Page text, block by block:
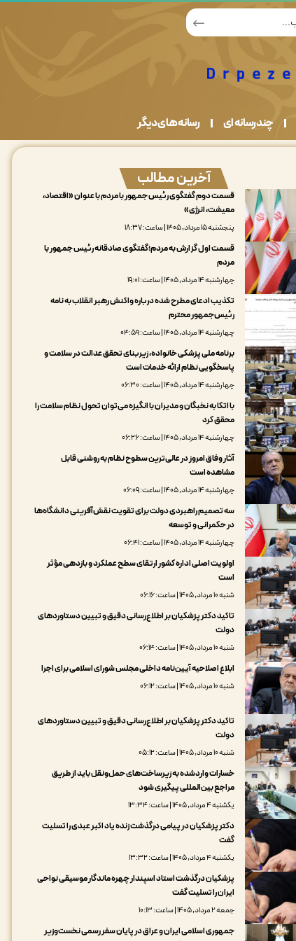
چندرسانه ای رسانه های دیگر
آخرین مطالب
قسمت دوم گفتگوی رئیس جمهور با مردم با عنوان «اقتصاد،
معیشت، انرژی»
پنجشنبه ۱۵ مرداد, ۱۴۰۵ | ساعت: ۱۸:۳۷
قسمت اول گزارش به مردم؛گفتگوی صادقانه رئیس جمهور با
مردم
چهارشنبه ۱۴ مرداد, ۱۴۰۵ | ساعت: ۱۹:۰۱
تکذیب ادعای مطرح شده درباره واکنش رهبر انقلاب به نامه
رئیس‌جمهور محترم
چهارشنبه ۱۴ مرداد, ۱۴۰۵ | ساعت: ۰۴:۵۹
برنامه ملی پزشکی خانواده، زیربنای تحقق عدالت در سلامت و
پاسخگویی نظام ارائه خدمات است
چهارشنبه ۱۴ مرداد, ۱۴۰۵ | ساعت: ۰۶:۳۰
با اتکا به نخبگان و مدیران با انگیزه می‌توان تحول نظام سلامت را
محقق کرد
چهارشنبه ۱۴ مرداد, ۱۴۰۵ | ساعت: ۰۶:۲۶
آثار وفاق امروز در عالی‌ترین سطوح نظام به روشنی قابل
مشاهده است
چهارشنبه ۱۴ مرداد, ۱۴۰۵ | ساعت: ۰۶:۰۹
سه تصمیم راهبردی دولت برای تقویت نقش‌آفرینی دانشگاه‌ها
در حکمرانی و توسعه
چهارشنبه ۱۴ مرداد, ۱۴۰۵ | ساعت: ۰۶:۴۱
اولویت اصلی اداره کشور ارتقای سطح عملکرد و بازدهی مؤثر
است
شنبه ۱۰ مرداد, ۱۴۰۵ | ساعت: ۰۶:۱۶
تاکید دکتر پزشکیان بر اطلاع‌رسانی دقیق و تبیین دستاوردهای
دولت
شنبه ۱۰ مرداد, ۱۴۰۵ | ساعت: ۰۶:۱۴
ابلاغ اصلاحیه آیین‌نامه داخلی مجلس شورای اسلامی برای اجرا
شنبه ۱۰ مرداد, ۱۴۰۵ | ساعت: ۰۶:۱۲
تاکید دکتر پزشکیان بر اطلاع‌رسانی دقیق و تبیین دستاوردهای
دولت
شنبه ۱۰ مرداد, ۱۴۰۵ | ساعت: ۰۵:۱۲
خسارات واردشده به زیرساخت‌های حمل‌ونقل باید از طریق
مراجع بین‌المللی پیگیری شود
یکشنبه ۴ مرداد, ۱۴۰۵ | ساعت: ۱۳:۳۴
دکتر پزشکیان در پیامی درگذشت زنده یاد اکبر عبدی را تسلیت
گفت
یکشنبه ۴ مرداد, ۱۴۰۵ | ساعت: ۱۳:۳۲
پزشکیان درگذشت استاد اسپندار چهره ماندگار موسیقی نواحی
ایران را تسلیت گفت
جمعه ۲ مرداد, ۱۴۰۵ | ساعت: ۱۰:۱۳
جمهوری اسلامی ایران و عراق در پایان سفر رسمی نخست‌وزیر